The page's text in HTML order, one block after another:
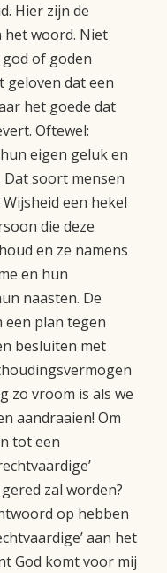
Hier zijn de
het woord. Niet
of goden
geloven dat een
het goede dat
Oftewel:
eigen geluk en
Dat soort mensen
een hekel
die deze
en ze namens
en hun
naasten. De
een plan tegen
besluiten met
zo vroom is als we
aandraaien! Om
tot een
zal worden?
op hebben
aan het
God komt voor mij